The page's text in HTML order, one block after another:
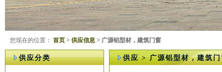
您现在的位置： 首页 > 供应信息 > 广源铝型材，建筑门窗
供应分类 供应 > 广源铝型材，建筑